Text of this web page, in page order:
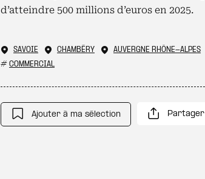
d’atteindre 500 millions d’euros en 2025.
SAVOIE CHAMBÉRY AUVERGNE RHÔNE-ALPES
# COMMERCIAL
Ajouter à ma sélection Partager